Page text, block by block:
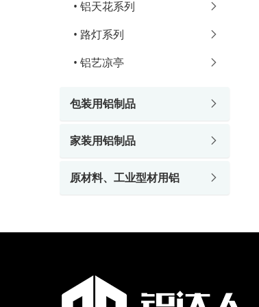
• 铝天花系列
• 路灯系列
• 铝艺凉亭
包装用铝制品
家装用铝制品
原材料、工业型材用铝